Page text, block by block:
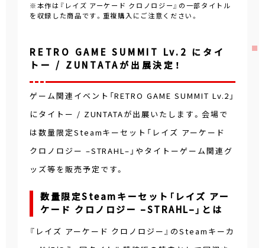
※本作は『レイズ アーケード クロノロジー』の一部タイトル
を収録した商品です。重複購入にご注意ください。
RETRO GAME SUMMIT Lv.2 にタイ
トー / ZUNTATAが出展決定！
ゲーム関連イベント「RETRO GAME SUMMIT Lv.2」
にタイトー / ZUNTATAが出展いたします。会場で
は数量限定Steamキーセット「レイズ アーケード
クロノロジー –STRAHL–」やタイトーゲーム関連グ
ッズ等を販売予定です。
数量限定Steamキーセット「レイズ アー
ケード クロノロジー –STRAHL–」とは
『レイズ アーケード クロノロジー』のSteamキーカ